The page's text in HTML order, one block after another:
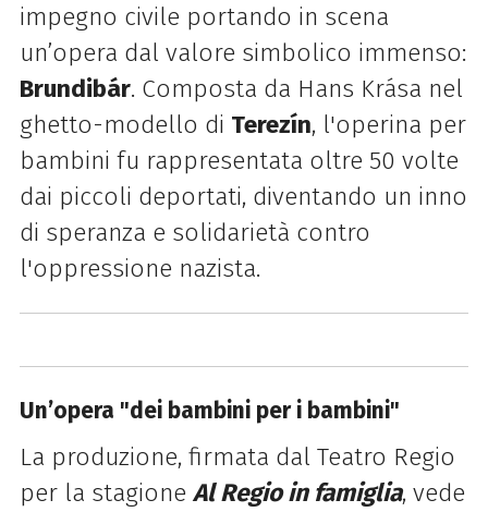
impegno civile portando in scena
un’opera dal valore simbolico immenso:
Brundibár. Composta da Hans Krása nel
ghetto-modello di Terezín, l'operina per
bambini fu rappresentata oltre 50 volte
dai piccoli deportati, diventando un inno
di speranza e solidarietà contro
l'oppressione nazista.
Un’opera "dei bambini per i bambini"
La produzione, firmata dal Teatro Regio
per la stagione Al Regio in famiglia, vede